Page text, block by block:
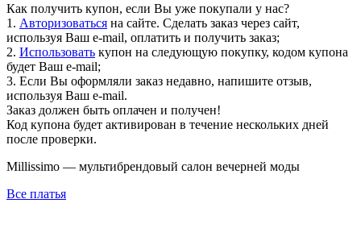
Как получить купон, если Вы уже покупали у нас?
1. Авторизоваться на сайте. Сделать заказ через сайт,
используя Ваш e-mail, оплатить и получить заказ;
2. Использовать купон на следующую покупку, кодом купона
будет Ваш e-mail;
3. Если Вы оформляли заказ недавно, напишите отзыв,
используя Ваш e-mail.
Заказ должен быть оплачен и получен!
Код купона будет активирован в течение нескольких дней
после проверки.
Millissimo — мультибрендовый салон вечерней моды
Все платья